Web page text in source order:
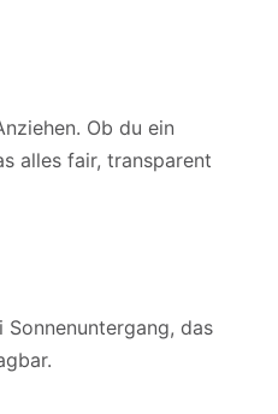
Ob du ein
alles fair, transparent
das